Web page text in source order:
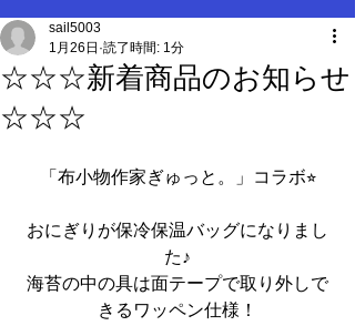
☆☆☆新着商品のお知らせ
☆☆☆
sail5003
1月26日 読了時間: 1分
「布小物作家ぎゅっと。」コラボ⭐︎
おにぎりが保冷保温バッグになりまし
た♪
海苔の中の具は面テープで取り外しで
きるワッペン仕様！